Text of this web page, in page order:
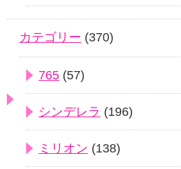
カテゴリー (370)
765 (57)
シンデレラ (196)
ミリオン (138)